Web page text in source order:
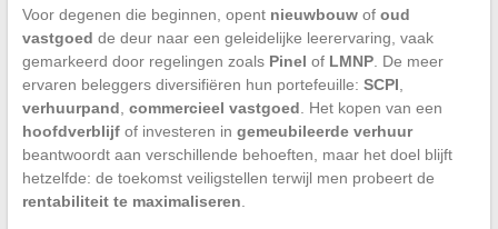
Voor degenen die beginnen, opent nieuwbouwof oud
vastgoed de deur naar een geleidelijke leerervaring, vaak
gemarkeerd door regelingen zoals Pinel of LMNP. De meer
ervaren beleggers diversifiëren hun portefeuille: SCPI
verhuurpand commercieel vastgoed . Het kopen van een
hoofdverblijfof investeren in gemeubileerde verhuur
beantwoordt aan verschillende behoeften, maar het doel blijft
hetzelfde: de toekomst veiligstellen terwijl men probeert de
rentabiliteit te maximaliseren